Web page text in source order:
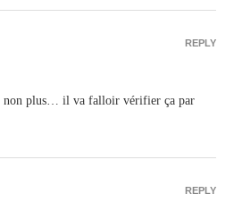
non plus… il va falloir vérifier ça par
REPLY
REPLY